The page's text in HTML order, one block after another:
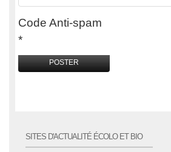
Code Anti-spam
*
SITES D'ACTUALITÉ ÉCOLO ET BIO